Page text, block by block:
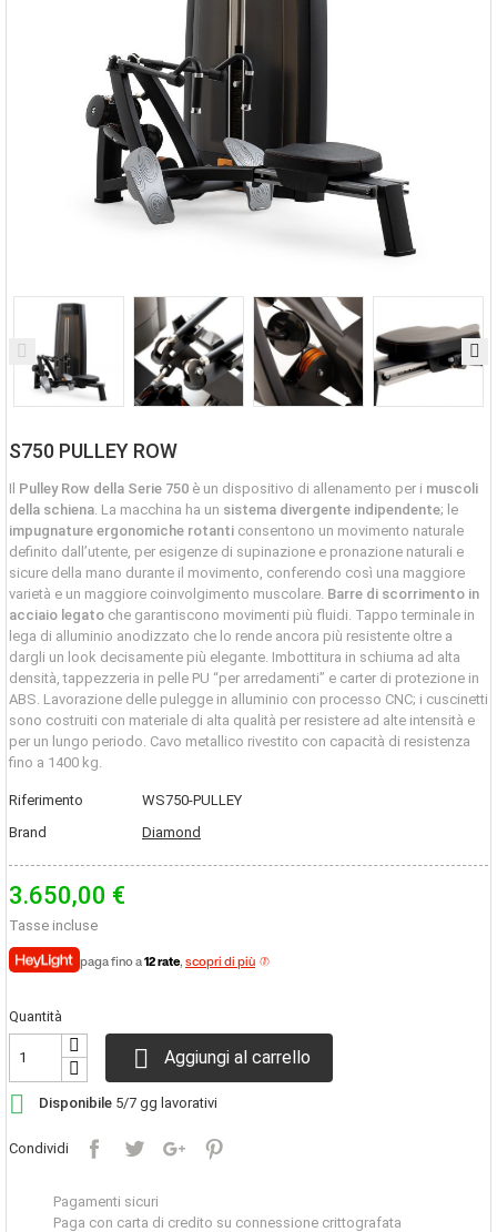
S750 PULLEY ROW
Il Pulley Row della Serie 750 è un dispositivo di allenamento per i muscoli
della schiena . La macchina ha un sistema divergente indipendente; le
impugnature ergonomiche rotanti consentono un movimento naturale
definito dall’utente, per esigenze di supinazione e pronazione naturali e
sicure della mano durante il movimento, conferendo così una maggiore
varietà e un maggiore coinvolgimento muscolare. Barre di scorrimento in
acciaio legato che garantiscono movimenti più fluidi. Tappo terminale in
lega di alluminio anodizzato che lo rende ancora più resistente oltre a
dargli un look decisamente più elegante. Imbottitura in schiuma ad alta
densità, tappezzeria in pelle PU “per arredamenti” e carter di protezione in
ABS. Lavorazione delle pulegge in alluminio con processo CNC; i cuscinetti
sono costruiti con materiale di alta qualità per resistere ad alte intensità e
per un lungo periodo. Cavo metallico rivestito con capacità di resistenza
fino a 1400 kg.
Riferimento
WS750-PULLEY
Brand
Diamond
3.650,00 €
Tasse incluse
paga fino a12 rate, scopri di più
Quantità
 Aggiungi al carrello
 Disponibile 5/7 gg lavorativi
Condividi
Pagamenti sicuri
Paga con carta di credito su connessione crittografata